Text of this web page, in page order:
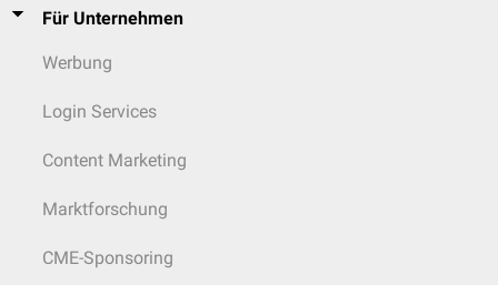
Für Unternehmen
Werbung
Login Services
Content Marketing
Marktforschung
CME-Sponsoring